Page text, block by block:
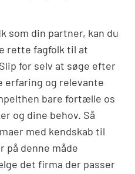
som din partner, kan du
rette fagfolk til at
for selv at søge efter
erfaring og relevante
bare fortælle os
og dine behov. Så
med kendskab til
på denne måde
det firma der passer